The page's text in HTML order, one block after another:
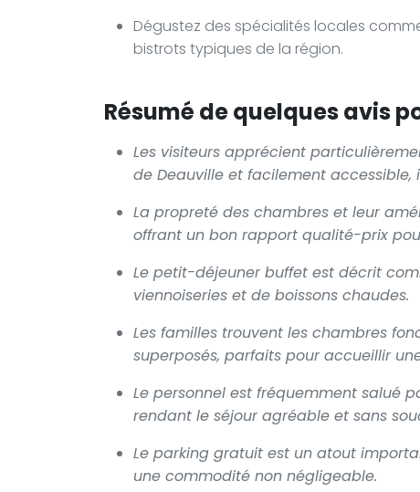
Dégustez des spécialités locales
bistrots typiques de la région.
Résumé de quelques avis
Les visiteurs apprécient
de Deauville et facilement accessible,
La propreté des chambres et leur
offrant un bon rapport qualité-prix
Le petit-déjeuner buffet est décrit
viennoiseries et de boissons chaudes.
Les familles trouvent les chambres
superposés, parfaits pour accueillir
Le personnel est fréquemment salué
rendant le séjour agréable et sans
Le parking gratuit est un atout
une commodité non négligeable.